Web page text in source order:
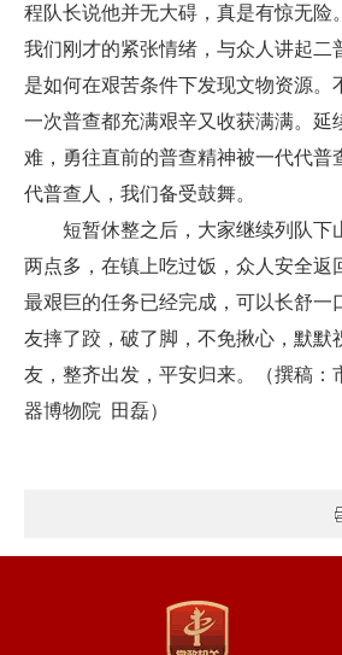
程队长说他并无大碍，真是有惊无险
我们刚才的紧张情绪，与众人讲起二
是如何在艰苦条件下发现文物资源。
一次普查都充满艰辛又收获满满。延
难，勇往直前的普查精神被一代代普
代普查人，我们备受鼓舞。
短暂休整之后，大家继续列队下
两点多，在镇上吃过饭，众人安全返
最艰巨的任务已经完成，可以长舒一
友摔了跤，破了脚，不免揪心，默默
友，整齐出发，平安归来。（撰稿：
器博物院 田磊）